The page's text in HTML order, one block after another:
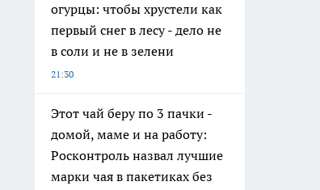
огурцы: чтобы хрустели как
первый снег в лесу - дело не
в соли и не в зелени
21:30
Этот чай беру по 3 пачки -
домой, маме и на работу:
Росконтроль назвал лучшие
марки чая в пакетиках без